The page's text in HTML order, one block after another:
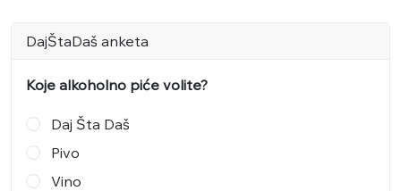
DajŠtaDaš anketa
Koje alkoholno piće volite?
Daj Šta Daš
Pivo
Vino